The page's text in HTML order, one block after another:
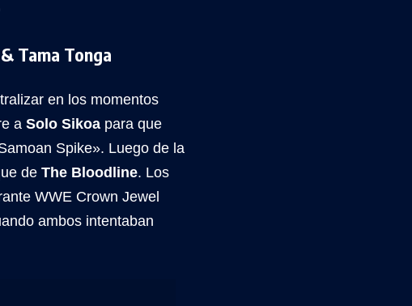
Tama Tonga
en los momentos
a Solo Sikoa para que
Spike». Luego de la
de The Bloodline. Los
WWE Crown Jewel
ambos intentaban